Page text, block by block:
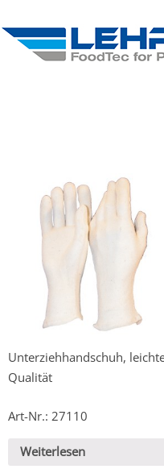
Unterziehhandschuh,
Qualität
Art-Nr.: 27110
Weiterlesen